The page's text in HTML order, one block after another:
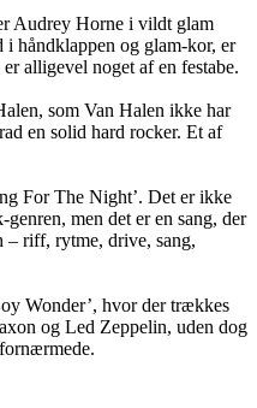
Audrey Horne i vildt glam
i håndklappen og glam-kor, er
alligevel noget af en festabe.
som Van Halen ikke har
en solid hard rocker. Et af
For The Night’. Det er ikke
men det er en sang, der
– riff, rytme, drive, sang,
Wonder’, hvor der trækkes
og Led Zeppelin, uden dog